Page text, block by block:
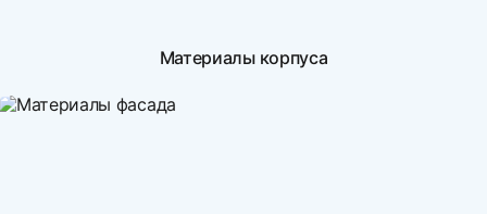
Материалы корпуса